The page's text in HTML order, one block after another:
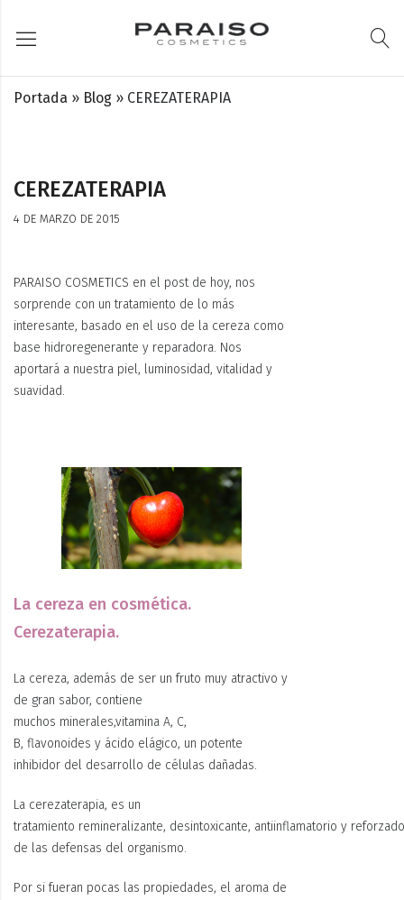
Portada » Blog » CEREZATERAPIA
CEREZATERAPIA
4 DE MARZO DE 2015
PARAISO COSMETICS en el post de hoy, nos
sorprende con un tratamiento de lo más
interesante, basado en el uso de la cereza como
base hidroregenerante y reparadora. Nos
aportará a nuestra piel, luminosidad, vitalidad y
suavidad.
La cereza en cosmética.
Cerezaterapia.
La cereza, además de ser un fruto muy atractivo y
de gran sabor, contiene
muchos minerales,vitamina A, C,
B, flavonoides y ácido elágico, un potente
inhibidor del desarrollo de células dañadas.
La cerezaterapia, es un
tratamiento remineralizante, desintoxicante, antiinflamatorio y
de las defensas del organismo.
Por si fueran pocas las propiedades, el aroma de